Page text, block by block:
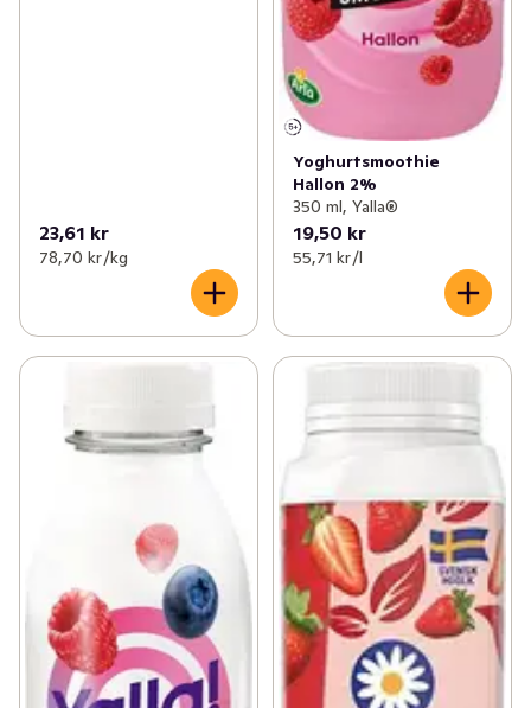
23,61 kr
78,70 kr /kg
Yoghurtsmoothie
Hallon 2%
350 ml, Yalla®
19,50 kr
55,71 kr /l